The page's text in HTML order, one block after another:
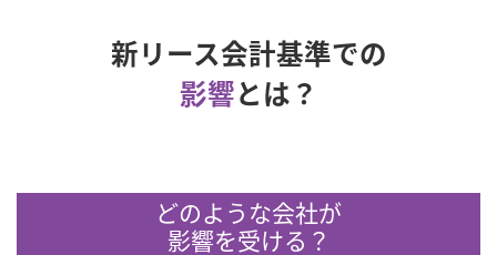
新リース会計基準での
影響 とは？
どのような会社が
影響を受ける？